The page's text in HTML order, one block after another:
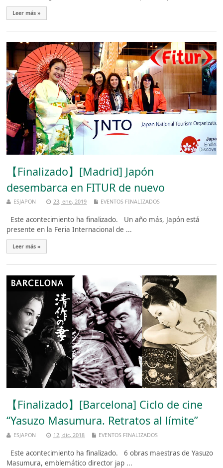
Leer más »
【Finalizado】[Madrid] Japón
desembarca en FITUR de nuevo
ESJAPON 23, ene, 2019 EVENTOS FINALIZADOS
Este acontecimiento ha finalizado. Un año más, Japón está
presente en la Feria Internacional de ...
Leer más »
【Finalizado】[Barcelona] Ciclo de cine
“Yasuzo Masumura. Retratos al límite”
ESJAPON 12, dic, 2018 EVENTOS FINALIZADOS
Este acontecimiento ha finalizado. 6 obras maestras de Yasuzo
Masumura, emblemático director jap ...